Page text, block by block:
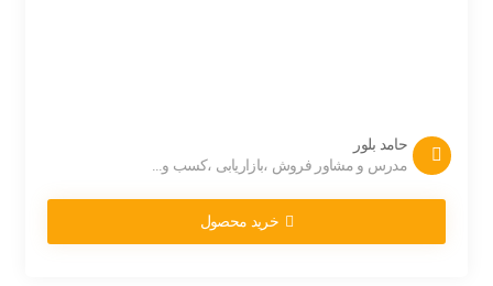
حامد بلور
مدرس و مشاور فروش ،بازاریابی ،کسب و...
خرید محصول